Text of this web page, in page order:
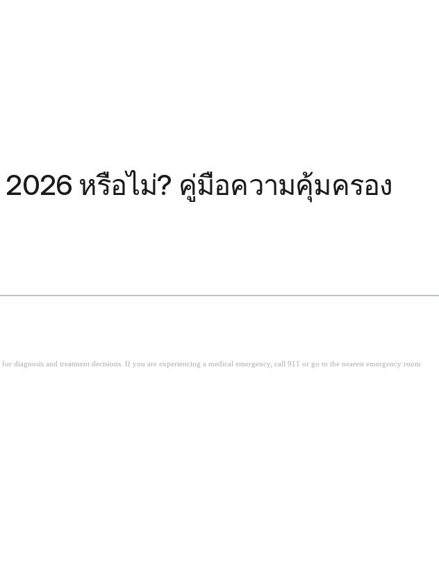
2026 หรือไม่? คู่มือความคุ้มครอง
and treatment decisions. If you are experiencing a medical emergency, call 911 or go to the nearest emergency room